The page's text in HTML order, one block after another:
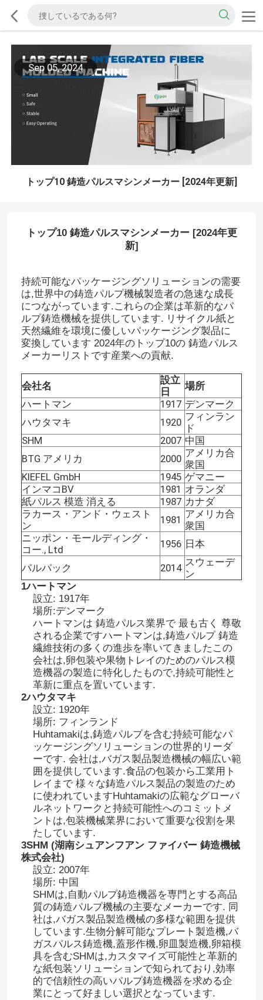
Sep 05, 2024
トップ10 鋳造パルスマシンメーカー [2024年更新]
トップ10 鋳造パルスマシンメーカー [2024年更
新]
持続可能なパッケージングソリューションの需要
は,世界中の鋳造パルプ機械製造者の急速な成長
につながっています.これらの企業は革新的なパ
ルプ鋳造機械を提供しています. リサイクル紙と
天然繊維を環境に優しいパッケージング製品に
変換しています 2024年のトップ10の 鋳造パルス
メーカーリストです産業への貢献.
会社名
設立
日
場所
ハートマン
1917 デンマーク
ハウタマキ
1920 フィンラン
ド
SHM
2007 中国
BTG アメリカ
2000 アメリカ合
衆国
KIEFEL GmbH
1945 ゲマニー
インマコBV
1981 オランダ
紙パルス 模造 消える
1987 カナダ
ラカース・アンド・ウェスト
ン
1981 アメリカ合
衆国
ニッポン・モールディング・
コー., Ltd
1956 日本
パルパック 2014 スウェーデ
ン
1ハートマン
設立: 1917年
場所:デンマーク
ハートマンは 鋳造パルス業界で 最も古く 尊敬
される企業ですハートマンは,鋳造パルプ 鋳造
繊維技術の多くの進歩を率いてきましたこの
会社は,卵包装や果物トレイのためのパルス模
造機器の製造に特化したもので,持続可能性と
革新に重点を置いています.
2ハウタマキ
設立: 1920年
場所: フィンランド
Huhtamakiは,鋳造パルプを含む持続可能なパ
ッケージングソリューションの世界的リーダ
ーです. 会社は,バガス製品製造機械の幅広い範
囲を提供しています.食品の包装から工業用ト
レイまで 様々な鋳造パルス製品の製造のため
に使われていますHuhtamakiの広範なグローバ
ルネットワークと持続可能性へのコミットメ
ントは,包装機械業界において重要な役割を果
たしています.
3SHM (湖南シュアンフアン ファイバー 鋳造機械
株式会社)
設立: 2007年
場所: 中国
SHMは,自動パルプ鋳造機器を専門とする高品
質の鋳造パルプ機械の主要なメーカーです. 同
社は,バガス製品製造機械の多様な範囲を提供
しています.生物分解可能なプレート製造機,バ
ガスパルス鋳造機,蓋形作機,卵皿製造機,卵箱模
具を含むSHMは,カスタマイズ可能性と革新的
な紙包装ソリューションで知られており,効率
的で信頼性の高いパルプ鋳造機器を求める企
業にとって好ましい選択となっています.